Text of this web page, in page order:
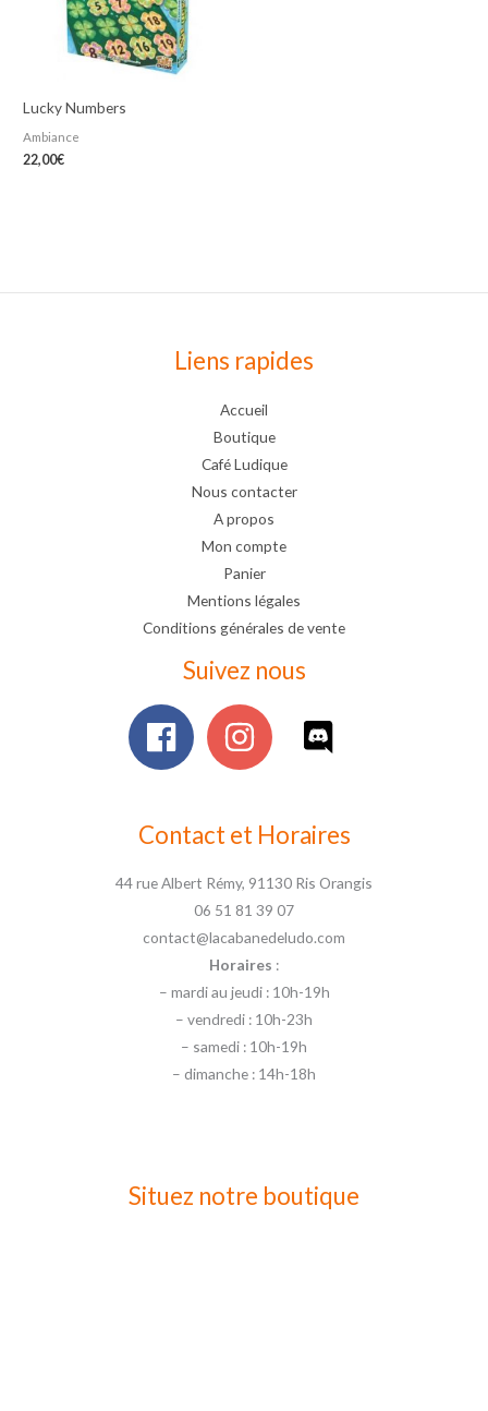
Lucky Numbers
Ambiance
22,00€
Liens rapides
Accueil
Boutique
Café Ludique
Nous contacter
A propos
Mon compte
Panier
Mentions légales
Conditions générales de vente
Suivez nous
Contact et Horaires
44 rue Albert Rémy, 91130 Ris Orangis
06 51 81 39 07
contact@lacabanedeludo.com
Horaires :
– mardi au jeudi : 10h-19h
– vendredi : 10h-23h
– samedi : 10h-19h
– dimanche : 14h-18h
Situez notre boutique